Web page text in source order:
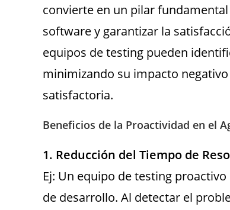
convierte en un pilar
software y garantizar la
equipos de testing pueden
minimizando su impacto
satisfactoria.
Beneficios de la Proactividad en el
1. Reducción del Tiempo de
Ej: Un equipo de testing
de desarrollo. Al detectar el